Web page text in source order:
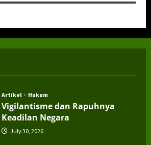
Artikel Hukum
Vigilantisme dan Rapuhnya
Keadilan Negara
July 30, 2026